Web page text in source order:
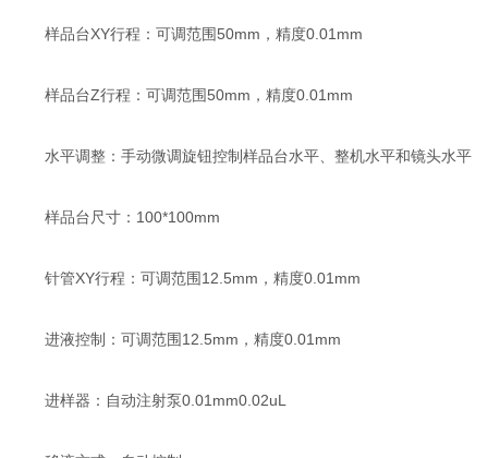
样品台XY行程：可调范围50mm，精度0.01mm
样品台Z行程：可调范围50mm，精度0.01mm
水平调整：手动微调旋钮控制样品台水平、整机水平和镜头水平
样品台尺寸：100*100mm
针管XY行程：可调范围12.5mm，精度0.01mm
进液控制：可调范围12.5mm，精度0.01mm
进样器：自动注射泵0.01mm0.02uL